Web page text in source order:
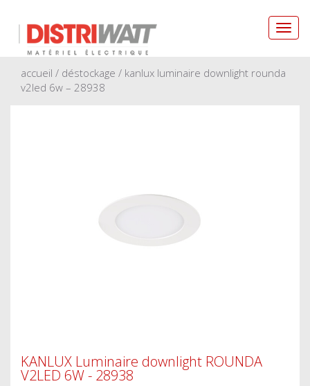
accueil / déstockage / kanlux luminaire downlight rounda
v2led 6w – 28938
KANLUX Luminaire downlight ROUNDA
V2LED 6W - 28938